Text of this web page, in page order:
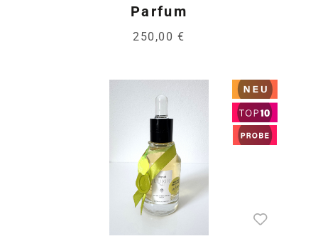
Parfum
250,00 €